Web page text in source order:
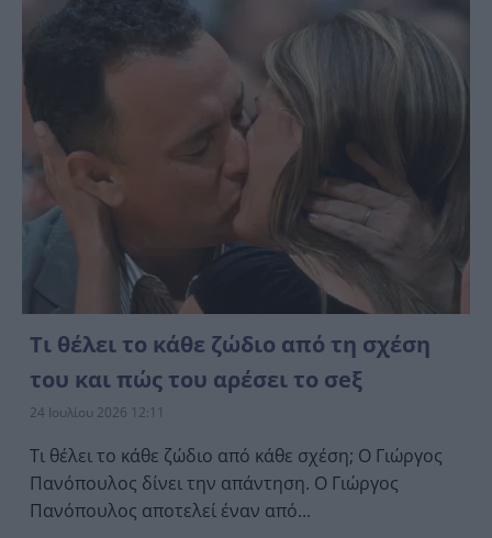
Τι θέλει το κάθε ζώδιο από τη σχέση
του και πώς του αρέσει το σeξ
24 Ιουλίου 2026 12:11
Τι θέλει το κάθε ζώδιο από κάθε σχέση; Ο Γιώργος
Πανόπουλος δίνει την απάντηση. Ο Γιώργος
Πανόπουλος αποτελεί έναν από...